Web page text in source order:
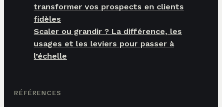
transformer vos prospects en clients
fidèles
Scaler ou grandir ? La différence, les
usages et les leviers pour passer à
l’échelle
RÉFÉRENCES